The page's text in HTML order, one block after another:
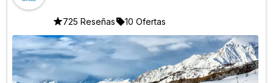
725 Reseñas 10 Ofertas